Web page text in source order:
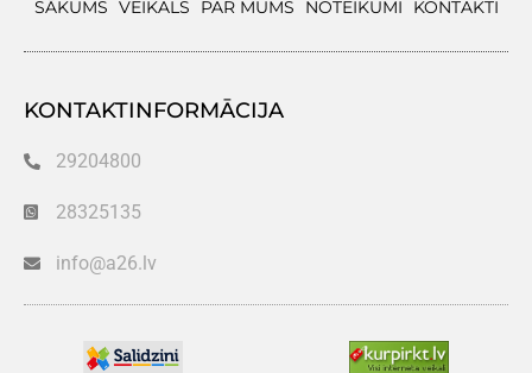
SĀKUMS VEIKALS PAR MUMS NOTEIKUMI KONTAKTI
KONTAKTINFORMĀCIJA
29204800
28325135
info@a26.lv